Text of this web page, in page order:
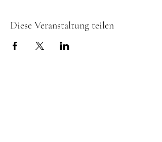
Diese Veranstaltung teilen